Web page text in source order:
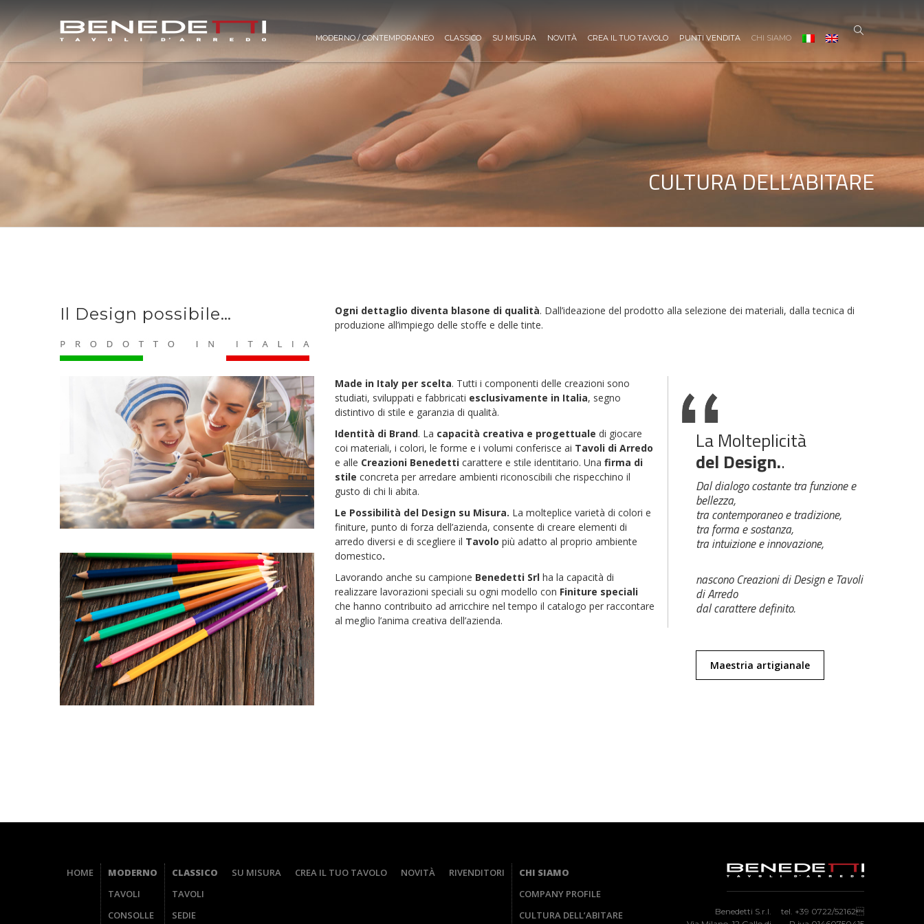
MODERNO / CONTEMPORANEO CLASSICO SU MISURA NOVITÀ CREA IL TUO TAVOLO PUNTI VENDITA CHI SIAMO
CULTURA DELL’ABITARE
Il Design possibile… Ogni dettaglio diventa blasone di qualità. Dall’ideazione del prodotto alla selezione dei materiali, dalla tecnica di
produzione all’impiego delle stoffe e delle tinte.
Made in Italy per scelta. Tutti i componenti delle creazioni sono
studiati, sviluppati e fabbricati esclusivamente in Italia, segno
distintivo di stile e garanzia di qualità.
Identità di Brand. La capacità creativa e progettuale di giocare
coi materiali, i colori, le forme e i volumi conferisce ai Tavoli di Arredo
e alle Creazioni Benedetti carattere e stile identitario. Una firma di
stile concreta per arredare ambienti riconoscibili che rispecchino il
gusto di chi li abita.
Le Possibilità del Design su Misura. La molteplice varietà di colori e
finiture, punto di forza dell’azienda, consente di creare elementi di
arredo diversi e di scegliere il Tavolo più adatto al proprio ambiente
domestico.
Lavorando anche su campione Benedetti Srl ha la capacità di
realizzare lavorazioni speciali su ogni modello con Finiture speciali
che hanno contribuito ad arricchire nel tempo il catalogo per raccontare
al meglio l’anima creativa dell’azienda.
La Molteplicità
del Design..
Dal dialogo costante tra funzione e
bellezza,
tra contemporaneo e tradizione,
tra forma e sostanza,
tra intuizione e innovazione,
nascono Creazioni di Design e Tavoli
di Arredo
dal carattere definito.
Maestria artigianale
HOME
MODERNO
TAVOLI
CONSOLLE
CLASSICO
TAVOLI
SEDIE
SU MISURA CREA IL TUO TAVOLO NOVITÀ RIVENDITORI
CHI SIAMO
COMPANY PROFILE
CULTURA DELL’ABITARE
tel. +39 0722/52162
Benedetti S.r.l.